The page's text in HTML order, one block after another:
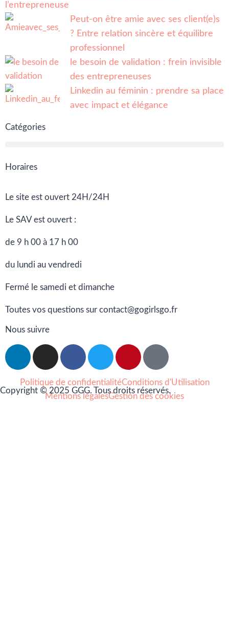
l’entrepreneuse
Peut-on être amie avec ses client(e)s
? Entre relation sincère et équilibre
professionnel
le besoin de validation : frein invisible
des entrepreneuses
Linkedin au féminin : prendre sa place
avec impact et élégance
Catégories
Horaires
Le site est ouvert 24H/24H
Le SAV est ouvert :
de 9 h 00 à 17 h 00
du lundi au vendredi
Fermé le samedi et dimanche
Toutes vos questions sur contact@gogirlsgo.fr
Nous suivre
Copyright © 2025 GGG. Tous droits réservés.
Politique de confidentialitéConditions d'Utilisation
Mentions légalesGestion des cookies